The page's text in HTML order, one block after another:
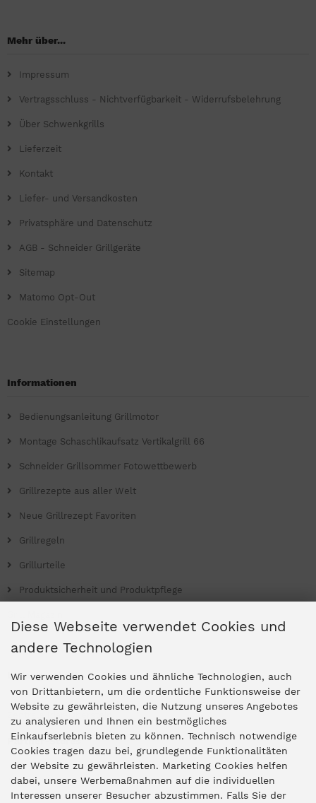
Mehr über...
Impressum
Vertragsschluss - Nichtverfügbarkeit - Widerrufsbelehrung
Über Schwenkgrills
Lieferzeit
Kontakt
Liefer- und Versandkosten
Privatsphäre und Datenschutz
AGB - Schneider Grillgeräte
Sitemap
Matomo Opt-Out
Cookie Einstellungen
Informationen
Bedienungsanleitung Grillmotor
Montage Schaschlikaufsatz Vertikalgrill 66
Schneider Grillsommer Fotowettbewerb
Grillrezepte aus aller Welt
Neue Grillrezept Favoriten
Grillregeln
Grillurteile
Produktsicherheit und Produktpflege
Ladengeschäfte
Zentrale Idar-Oberstein
Partner-Stores
"Deko 409" Bernkastel-Kues
Diese Webseite verwendet Cookies und
andere Technologien
Wir verwenden Cookies und ähnliche Technologien, auch
von Drittanbietern, um die ordentliche Funktionsweise der
Website zu gewährleisten, die Nutzung unseres Angebotes
zu analysieren und Ihnen ein bestmögliches
Einkaufserlebnis bieten zu können. Technisch notwendige
Cookies tragen dazu bei, grundlegende Funktionalitäten
der Website zu gewährleisten. Marketing Cookies helfen
dabei, unsere Werbemaßnahmen auf die individuellen
Interessen unserer Besucher abzustimmen. Falls Sie der